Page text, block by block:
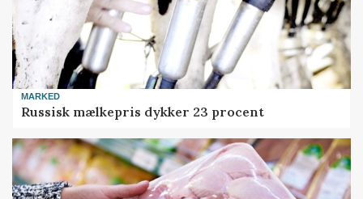
MARKED
Russisk mælkepris dykker 23 procent